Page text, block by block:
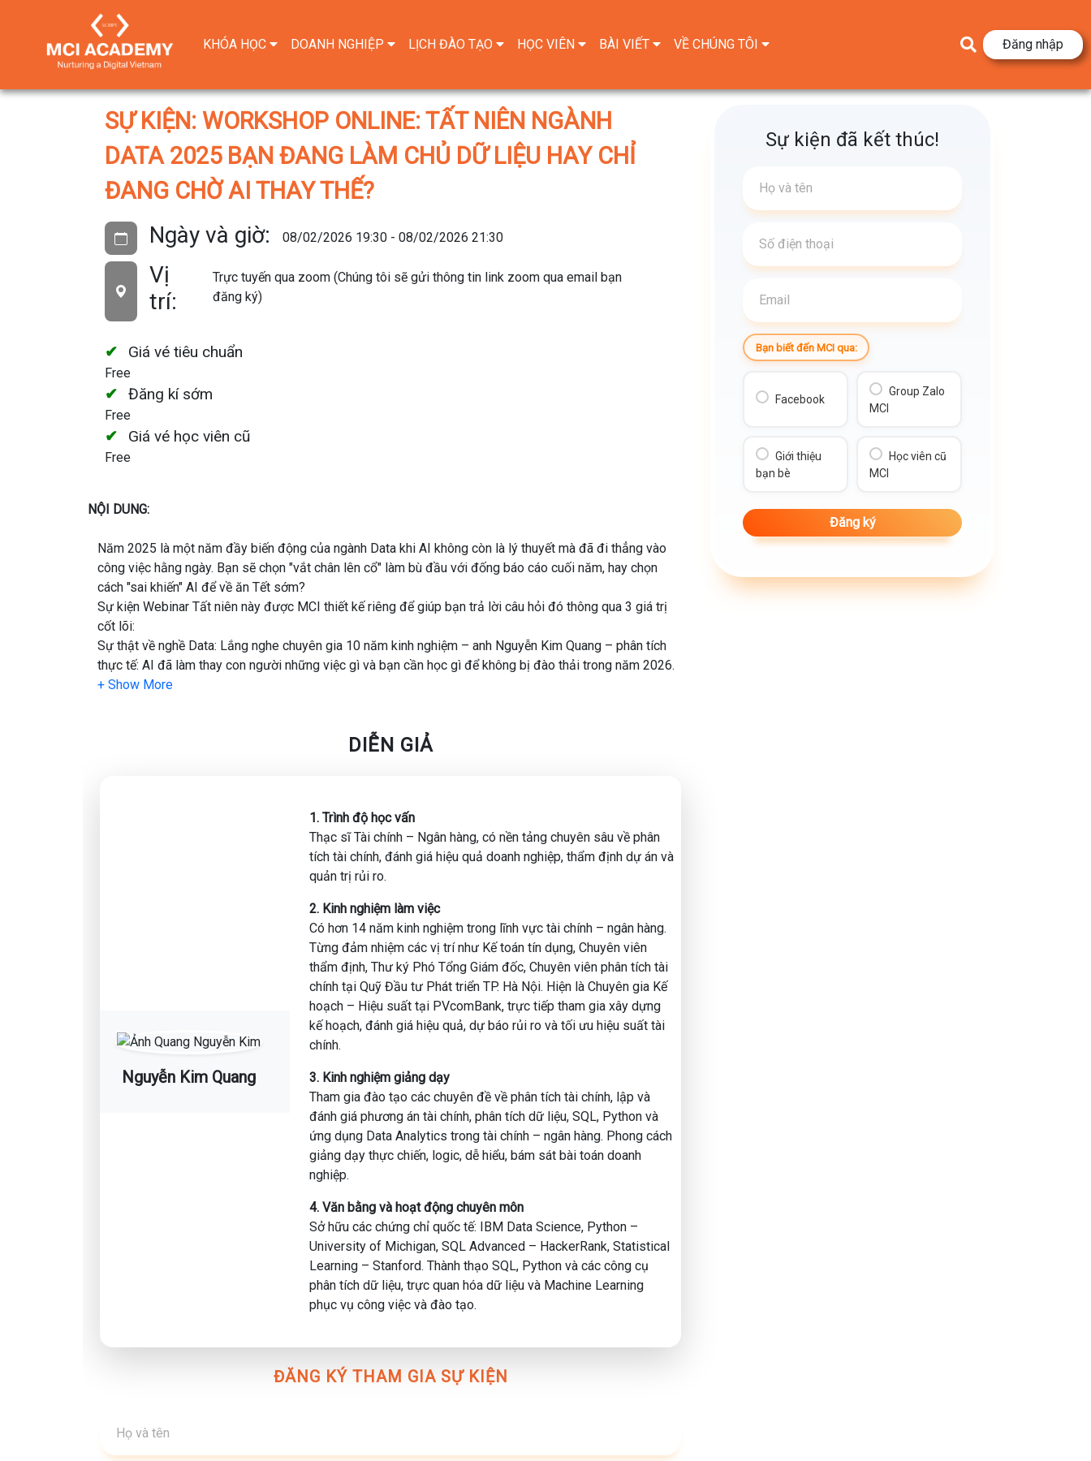
KHÓA HỌC DOANH NGHIỆP LỊCH ĐÀO TẠO HỌC VIÊN BÀI VIẾT VỀ CHÚNG TÔI Đăng nhập
SỰ KIỆN: WORKSHOP ONLINE: TẤT NIÊN NGÀNH
DATA 2025 BẠN ĐANG LÀM CHỦ DỮ LIỆU HAY CHỈ
ĐANG CHỜ AI THAY THẾ?
Ngày và giờ: 08/02/2026 19:30 - 08/02/2026 21:30
Vị
trí:
Trực tuyến qua zoom (Chúng tôi sẽ gửi thông tin link zoom qua email bạn
đăng ký)
Giá vé tiêu chuẩn
Free
Đăng kí sớm
Free
Giá vé học viên cũ
Free
NỘI DUNG:
Năm 2025 là một năm đầy biến động của ngành Data khi AI không còn là lý thuyết mà đã đi thẳng vào
công việc hằng ngày. Bạn sẽ chọn "vắt chân lên cổ" làm bù đầu với đống báo cáo cuối năm, hay chọn
cách "sai khiến" AI để về ăn Tết sớm?
Sự kiện Webinar Tất niên này được MCI thiết kế riêng để giúp bạn trả lời câu hỏi đó thông qua 3 giá trị
cốt lõi:
Sự thật về nghề Data: Lắng nghe chuyên gia 10 năm kinh nghiệm – anh Nguyễn Kim Quang – phân tích
thực tế: AI đã làm thay con người những việc gì và bạn cần học gì để không bị đào thải trong năm 2026.
Ứng dụng thực tế (Demo): Không nói suông! Diễn giả sẽ trực tiếp dùng AI để xử lý dữ liệu bẩn, tối ưu
Đặc biệt, đây là dịp để cộng đồng MCI cùng ngồi lại, nhận những phần quà "Lì xì công nghệ" giá trị như
khóa học AI Agent (6 triệu đồng) và bộ Prompt độc quyền từ chuyên gia.
Chuyên gia Phân tích Dữ liệu & Tài chính cấp cao
Với hơn 10 năm kinh nghiệm thực chiến trong lĩnh vực phân tích tài chính và quản trị rủi ro tại các tổ chức
lớn, anh Nguyễn Kim Quang là minh chứng cho sự kết hợp hoàn hảo giữa Tư duy nghiệp vụ sắc sảo và
💼 Kinh nghiệm :
Chuyên gia Phân tích Tài chính & Dự án: Tại Quỹ đầu tư phát triển TP. Hà Nội
chuyên gia Data Analyst tại PVcomBank:
Có bề dày kinh nghiệm trong việc bảo vệ phương án cho các dự án lớn, dự báo rủi ro và tối ưu hóa dòng
📅 Thời gian: 19h30 - 21h30 ngày 08/02/2026
📞 Liên hệ: MCI Academy – 0352.433.233
🌐 Website: mcivietnam.com | 💬 Fanpage: facebook.com/hocvienmci
DIỄN GIẢ
Nguyễn Kim Quang
1. Trình độ học vấn
Thạc sĩ Tài chính – Ngân hàng, có nền tảng chuyên sâu về phân
tích tài chính, đánh giá hiệu quả doanh nghiệp, thẩm định dự án và
quản trị rủi ro.
2. Kinh nghiệm làm việc
Có hơn 14 năm kinh nghiệm trong lĩnh vực tài chính – ngân hàng.
Từng đảm nhiệm các vị trí như Kế toán tín dụng, Chuyên viên
thẩm định, Thư ký Phó Tổng Giám đốc, Chuyên viên phân tích tài
chính tại Quỹ Đầu tư Phát triển TP. Hà Nội. Hiện là Chuyên gia Kế
hoạch – Hiệu suất tại PVcomBank, trực tiếp tham gia xây dựng
kế hoạch, đánh giá hiệu quả, dự báo rủi ro và tối ưu hiệu suất tài
chính.
3. Kinh nghiệm giảng dạy
Tham gia đào tạo các chuyên đề về phân tích tài chính, lập và
đánh giá phương án tài chính, phân tích dữ liệu, SQL, Python và
ứng dụng Data Analytics trong tài chính – ngân hàng. Phong cách
giảng dạy thực chiến, logic, dễ hiểu, bám sát bài toán doanh
nghiệp.
4. Văn bằng và hoạt động chuyên môn
Sở hữu các chứng chỉ quốc tế: IBM Data Science, Python –
University of Michigan, SQL Advanced – HackerRank, Statistical
Learning – Stanford. Thành thạo SQL, Python và các công cụ
phân tích dữ liệu, trực quan hóa dữ liệu và Machine Learning
phục vụ công việc và đào tạo.
ĐĂNG KÝ THAM GIA SỰ KIỆN
Sự kiện đã kết thúc!
Bạn biết đến MCI qua:
Facebook
Group Zalo
MCI
Giới thiệu
bạn bè
Học viên cũ
MCI